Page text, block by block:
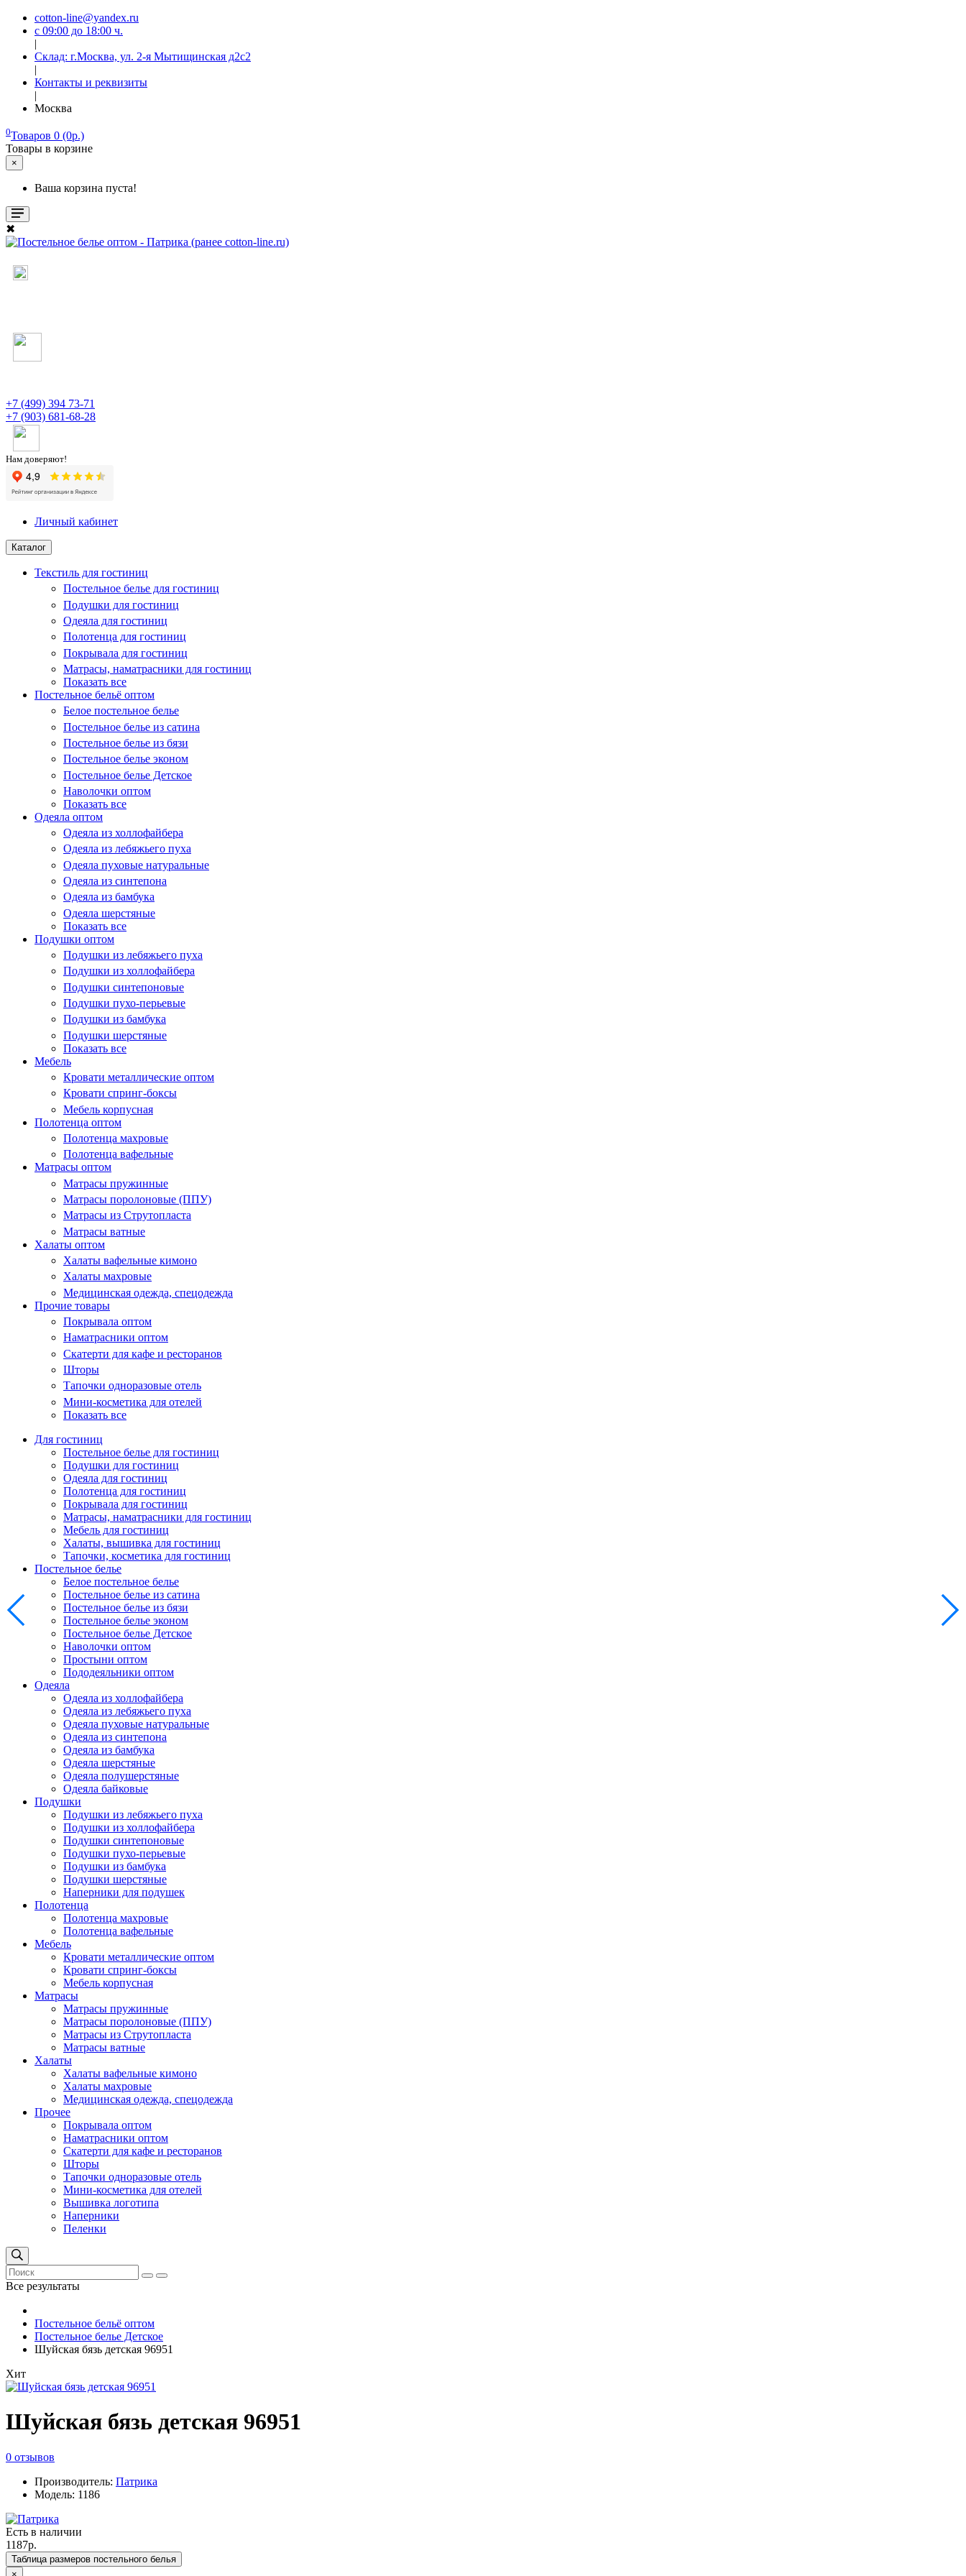
cotton-line@yandex.ru
с 09:00 до 18:00 ч.
|
Склад: г.Москва, ул. 2-я Мытищинская д2с2
|
Контакты и реквизиты
|
Москва
0Товаров 0 (0р.)
Товары в корзине
×
Ваша корзина пуста!
✖
+7 (499) 394 73-71
+7 (903) 681-68-28
Нам доверяют!
Личный кабинет
Каталог
Текстиль для гостиниц
Постельное белье для гостиниц
Подушки для гостиниц
Одеяла для гостиниц
Полотенца для гостиниц
Покрывала для гостиниц
Матрасы, наматрасники для гостиниц
Показать все
Постельное бельё оптом
Белое постельное белье
Постельное белье из сатина
Постельное белье из бязи
Постельное белье эконом
Постельное белье Детское
Наволочки оптом
Показать все
Одеяла оптом
Одеяла из холлофайбера
Одеяла из лебяжьего пуха
Одеяла пуховые натуральные
Одеяла из синтепона
Одеяла из бамбука
Одеяла шерстяные
Показать все
Подушки оптом
Подушки из лебяжьего пуха
Подушки из холлофайбера
Подушки синтепоновые
Подушки пухо-перьевые
Подушки из бамбука
Подушки шерстяные
Показать все
Мебель
Кровати металлические оптом
Кровати спринг-боксы
Мебель корпусная
Полотенца оптом
Полотенца махровые
Полотенца вафельные
Матрасы оптом
Матрасы пружинные
Матрасы поролоновые (ППУ)
Матрасы из Струтопласта
Матрасы ватные
Халаты оптом
Халаты вафельные кимоно
Халаты махровые
Медицинская одежда, спецодежда
Прочие товары
Покрывала оптом
Наматрасники оптом
Скатерти для кафе и ресторанов
Шторы
Тапочки одноразовые отель
Мини-косметика для отелей
Показать все
Для гостиниц
Постельное белье для гостиниц
Подушки для гостиниц
Одеяла для гостиниц
Полотенца для гостиниц
Покрывала для гостиниц
Матрасы, наматрасники для гостиниц
Мебель для гостиниц
Халаты, вышивка для гостиниц
Тапочки, косметика для гостиниц
Постельное белье
Белое постельное белье
Постельное белье из сатина
Постельное белье из бязи
Постельное белье эконом
Постельное белье Детское
Наволочки оптом
Простыни оптом
Пододеяльники оптом
Одеяла
Одеяла из холлофайбера
Одеяла из лебяжьего пуха
Одеяла пуховые натуральные
Одеяла из синтепона
Одеяла из бамбука
Одеяла шерстяные
Одеяла полушерстяные
Одеяла байковые
Подушки
Подушки из лебяжьего пуха
Подушки из холлофайбера
Подушки синтепоновые
Подушки пухо-перьевые
Подушки из бамбука
Подушки шерстяные
Наперники для подушек
Полотенца
Полотенца махровые
Полотенца вафельные
Мебель
Кровати металлические оптом
Кровати спринг-боксы
Мебель корпусная
Матрасы
Матрасы пружинные
Матрасы поролоновые (ППУ)
Матрасы из Струтопласта
Матрасы ватные
Халаты
Халаты вафельные кимоно
Халаты махровые
Медицинская одежда, спецодежда
Прочее
Покрывала оптом
Наматрасники оптом
Скатерти для кафе и ресторанов
Шторы
Тапочки одноразовые отель
Мини-косметика для отелей
Вышивка логотипа
Наперники
Пеленки
Все результаты
Постельное бельё оптом
Постельное белье Детское
Шуйская бязь детская 96951
Хит
Шуйская бязь детская 96951
0 отзывов
Производитель: Патрика
Модель: 1186
Есть в наличии
1187р.
Таблица размеров постельного белья